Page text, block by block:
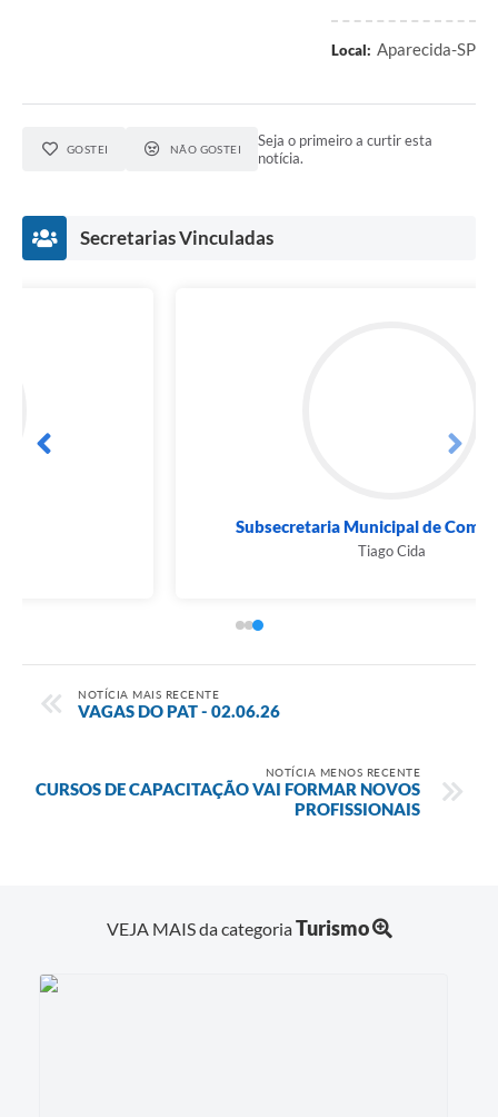
Local: Aparecida-SP
GOSTEI NÃO GOSTEI
Seja o primeiro a curtir esta
notícia.
Secretarias Vinculadas
Subsecretaria Municipal de Comunicação
NOTÍCIA MAIS RECENTE
VAGAS DO PAT - 02.06.26
NOTÍCIA MENOS RECENTE
CURSOS DE CAPACITAÇÃO VAI FORMAR NOVOS
PROFISSIONAIS
VEJA MAIS da categoriaTurismo